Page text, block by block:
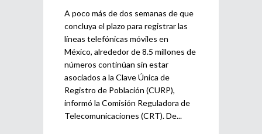
A poco más de dos semanas de que
concluya el plazo para registrar las
líneas telefónicas móviles en
México, alrededor de 8.5 millones de
números continúan sin estar
asociados a la Clave Única de
Registro de Población (CURP),
informó la Comisión Reguladora de
Telecomunicaciones (CRT). De